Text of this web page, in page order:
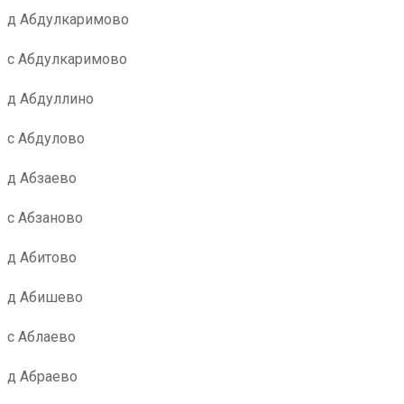
д Абдулкаримово
с Абдулкаримово
д Абдуллино
с Абдулово
д Абзаево
с Абзаново
д Абитово
д Абишево
с Аблаево
д Абраево